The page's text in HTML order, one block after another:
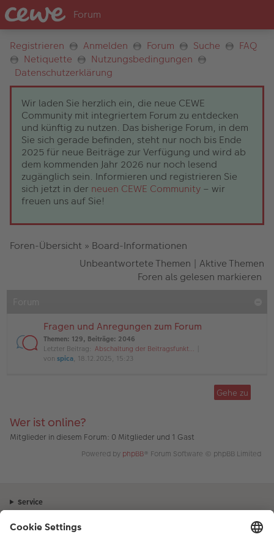
Registrieren Anmelden Forum Suche
FAQ
Netiquette
Nutzungsbedingungen
Datenschutzerklärung
Wir laden Sie herzlich ein, die neue CEWE
Community mit integriertem Forum zu entdecken
und künftig zu nutzen. Das bisherige Forum, in dem
Sie sich gerade befinden, steht nur noch bis Ende
2025 für neue Beiträge zur Verfügung und wird ab
dem kommenden Jahr 2026 nur noch lesend
zugänglich sein. Informieren und registrieren Sie
sich jetzt in der neuen CEWE Community – wir
freuen uns auf Sie!
Foren-Übersicht » Board-Informationen
Unbeantwortete Themen | Aktive Themen
Foren als gelesen markieren
Fragen und Anregungen zum Forum
Themen: 129, Beiträge: 2046
Letzter Beitrag: Abschaltung der Beitragsfunkt…
von spica, 18.12.2025, 15:23
Gehe zu
Wer ist online?
Mitglieder in diesem Forum: 0 Mitglieder und 1 Gast
Powered by phpBB® Forum Software © phpBB Limited
Service